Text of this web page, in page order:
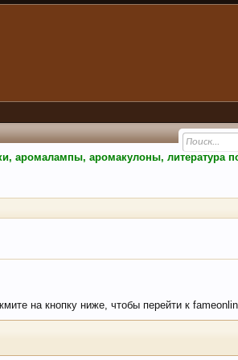
аромалампы, аромакулоны, литература
на кнопку ниже, чтобы перейти к